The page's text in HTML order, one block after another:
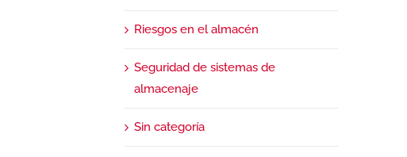
Riesgos en el almacén
Seguridad de sistemas de
almacenaje
Sin categoría